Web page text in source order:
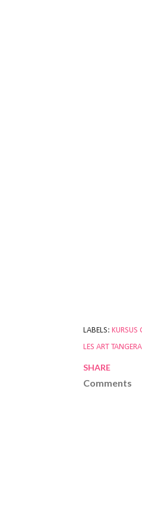
LABELS: KURSUS
LES ART
SHARE
Comments